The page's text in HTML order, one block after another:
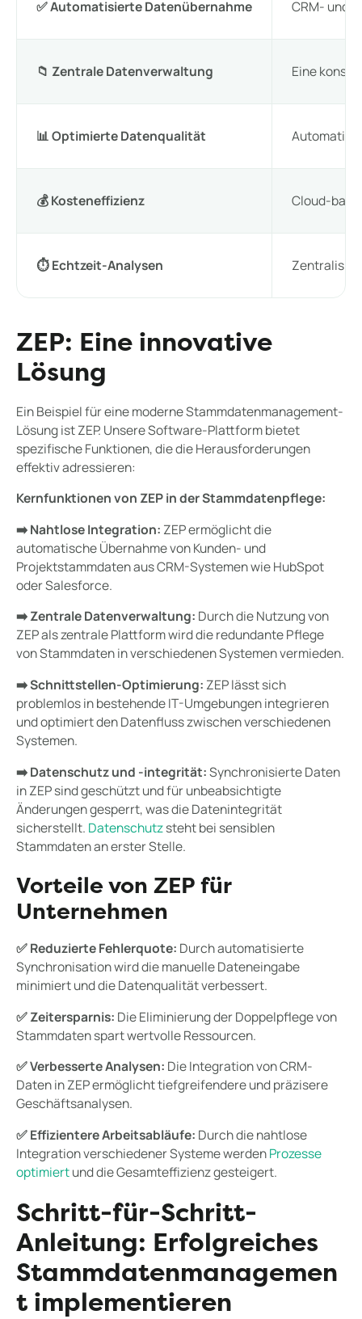
✅ Automatisierte Datenübernahme CRM- und
📁 Zentrale Datenverwaltung Eine
📊 Optimierte Datenqualität
💰 Kosteneffizienz Cloud-
⏱️ Echtzeit-Analysen
ZEP: Eine innovative
Lösung
Ein Beispiel für eine moderne Stammdatenmanagement-
Lösung ist ZEP. Unsere Software-Plattform bietet
spezifische Funktionen, die die Herausforderungen
effektiv adressieren:
Kernfunktionen von ZEP in der Stammdatenpflege:
➡️ Nahtlose Integration: ZEP ermöglicht die
automatische Übernahme von Kunden- und
Projektstammdaten aus CRM-Systemen wie HubSpot
oder Salesforce.
➡️ Zentrale Datenverwaltung: Durch die Nutzung von
ZEP als zentrale Plattform wird die redundante Pflege
von Stammdaten in verschiedenen Systemen vermieden.
➡️ Schnittstellen-Optimierung: ZEP lässt sich
problemlos in bestehende IT-Umgebungen integrieren
und optimiert den Datenfluss zwischen verschiedenen
Systemen.
➡️ Datenschutz und -integrität:Synchronisierte Daten
in ZEP sind geschützt und für unbeabsichtigte
Änderungen gesperrt, was die Datenintegrität
sicherstellt. Datenschutzsteht bei sensiblen
Stammdaten an erster Stelle.
Vorteile von ZEP für
Unternehmen
✅ Reduzierte Fehlerquote: Durch automatisierte
Synchronisation wird die manuelle Dateneingabe
minimiert und die Datenqualität verbessert.
✅ Zeitersparnis: Die Eliminierung der Doppelpflege von
Stammdaten spart wertvolle Ressourcen.
✅ Verbesserte Analysen: Die Integration von CRM-
Daten in ZEP ermöglicht tiefgreifendere und präzisere
Geschäftsanalysen.
✅ Effizientere Arbeitsabläufe: Durch die nahtlose
Integration verschiedener Systeme werdenProzesse
optimiertund die Gesamteffizienz gesteigert.
Schritt-für-Schritt-
Anleitung: Erfolgreiches
Stammdatenmanagemen
t implementieren